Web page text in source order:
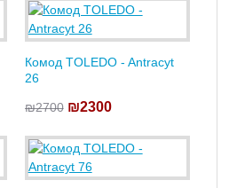
Комод TOLEDO - Antracyt
26
₪2700 ₪2300